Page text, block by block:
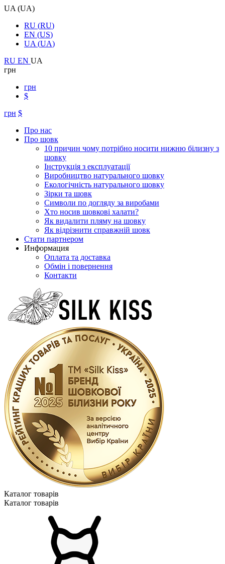
UA (UA)
RU (RU)
EN (US)
UA (UA)
RU EN UA
грн
грн
$
грн $
Про нас
Про шовк
10 причин чому потрібно носити нижню білизну з
шовку
Інструкція з експлуатації
Виробництво натурального шовку
Екологічність натурального шовку
Зірки та шовк
Символи по догляду за виробами
Хто носив шовкові халати?
Як видалити пляму на шовку
Як відрізнити справжній шовк
Стати партнером
Информация
Оплата та доставка
Обмін і повернення
Контакти
Каталог товарiв
Каталог товарiв